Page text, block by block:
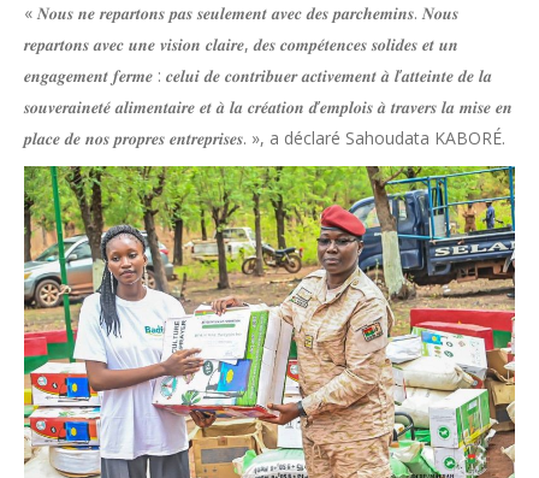
« 𝑵𝒐𝒖𝒔 𝒏𝒆 𝒓𝒆𝒑𝒂𝒓𝒕𝒐𝒏𝒔 𝒑𝒂𝒔 𝒔𝒆𝒖𝒍𝒆𝒎𝒆𝒏𝒕 𝒂𝒗𝒆𝒄 𝒅𝒆𝒔 𝒑𝒂𝒓𝒄𝒉𝒆𝒎𝒊𝒏𝒔. 𝑵𝒐𝒖𝒔
𝒓𝒆𝒑𝒂𝒓𝒕𝒐𝒏𝒔 𝒂𝒗𝒆𝒄 𝒖𝒏𝒆 𝒗𝒊𝒔𝒊𝒐𝒏 𝒄𝒍𝒂𝒊𝒓𝒆, 𝒅𝒆𝒔 𝒄𝒐𝒎𝒑𝒆́𝒕𝒆𝒏𝒄𝒆𝒔 𝒔𝒐𝒍𝒊𝒅𝒆𝒔 𝒆𝒕 𝒖𝒏
𝒆𝒏𝒈𝒂𝒈𝒆𝒎𝒆𝒏𝒕 𝒇𝒆𝒓𝒎𝒆 : 𝒄𝒆𝒍𝒖𝒊 𝒅𝒆 𝒄𝒐𝒏𝒕𝒓𝒊𝒃𝒖𝒆𝒓 𝒂𝒄𝒕𝒊𝒗𝒆𝒎𝒆𝒏𝒕 𝒂̀ 𝒍’𝒂𝒕𝒕𝒆𝒊𝒏𝒕𝒆 𝒅𝒆 𝒍𝒂
𝒔𝒐𝒖𝒗𝒆𝒓𝒂𝒊𝒏𝒆𝒕𝒆́ 𝒂𝒍𝒊𝒎𝒆𝒏𝒕𝒂𝒊𝒓𝒆 𝒆𝒕 𝒂̀ 𝒍𝒂 𝒄𝒓𝒆́𝒂𝒕𝒊𝒐𝒏 𝒅’𝒆𝒎𝒑𝒍𝒐𝒊𝒔 𝒂̀ 𝒕𝒓𝒂𝒗𝒆𝒓𝒔 𝒍𝒂 𝒎𝒊𝒔𝒆 𝒆𝒏
𝒑𝒍𝒂𝒄𝒆 𝒅𝒆 𝒏𝒐𝒔 𝒑𝒓𝒐𝒑𝒓𝒆𝒔 𝒆𝒏𝒕𝒓𝒆𝒑𝒓𝒊𝒔𝒆𝒔. », a déclaré Sahoudata KABORÉ.